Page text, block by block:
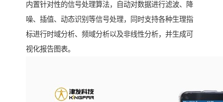
内置针对性的信号处理算法，自动对数据进行滤波、降
噪、插值、动态识别等信号处理，同时支持各种生理指
标进行时域分析、频域分析以及非线性分析，并生成可
视化报告图表。